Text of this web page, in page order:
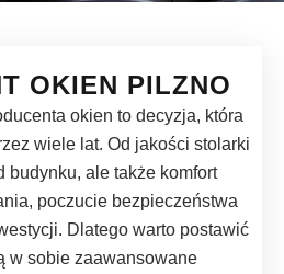
OKIEN PILZNO
okien to decyzja, która
wiele lat. Od jakości stolarki
budynku, ale także komfort
poczucie bezpieczeństwa
Dlatego warto postawić
w sobie zaawansowane